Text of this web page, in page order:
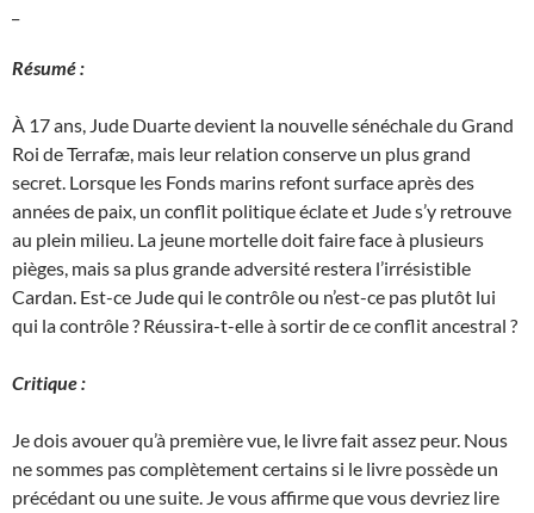
Résumé :
À 17 ans, Jude Duarte devient la nouvelle sénéchale du Grand
Roi de Terrafæ, mais leur relation conserve un plus grand
secret. Lorsque les Fonds marins refont surface après des
années de paix, un conflit politique éclate et Jude s’y retrouve
au plein milieu. La jeune mortelle doit faire face à plusieurs
pièges, mais sa plus grande adversité restera l’irrésistible
Cardan. Est-ce Jude qui le contrôle ou n’est-ce pas plutôt lui
qui la contrôle ? Réussira-t-elle à sortir de ce conflit ancestral ?
Critique :
Je dois avouer qu’à première vue, le livre fait assez peur. Nous
ne sommes pas complètement certains si le livre possède un
précédant ou une suite. Je vous affirme que vous devriez lire